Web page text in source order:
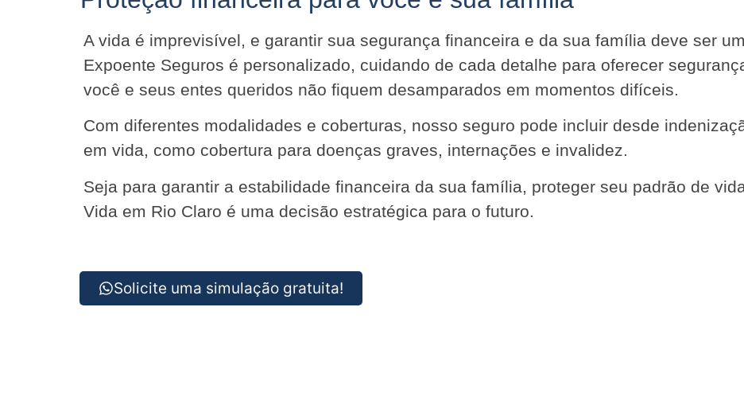
A vida é imprevisível, e garantir sua segurança financeira e da sua família deve ser
Expoente Seguros é personalizado, cuidando de cada detalhe para oferecer
você e seus entes queridos não fiquem desamparados em momentos difíceis.
Com diferentes modalidades e coberturas, nosso seguro pode incluir desde
em vida, como cobertura para doenças graves, internações e invalidez.
Seja para garantir a estabilidade financeira da sua família, proteger seu padrão de
Vida em Rio Claro é uma decisão estratégica para o futuro.
Solicite uma simulação gratuita!